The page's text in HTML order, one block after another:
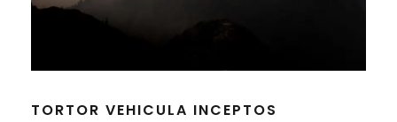
TORTOR VEHICULA INCEPTOS